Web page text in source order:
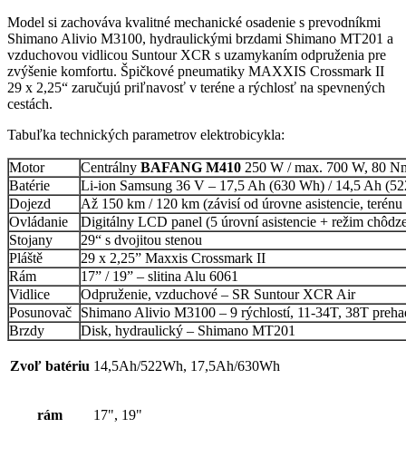
Model si zachováva kvalitné mechanické osadenie s prevodníkmi
Shimano Alivio M3100, hydraulickými brzdami Shimano MT201 a
vzduchovou vidlicou Suntour XCR s uzamykaním odpruženia pre
zvýšenie komfortu. Špičkové pneumatiky MAXXIS Crossmark II
29 x 2,25“ zaručujú priľnavosť v teréne a rýchlosť na spevnených
cestách.
Tabuľka technických parametrov elektrobicykla:
Motor Centrálny BAFANG M410 250 W / max. 700 W, 80
Batérie
Li-ion Samsung 36 V – 17,5 Ah (630 Wh) / 14,5 Ah
Dojezd
Až 150 km / 120 km (závisí od úrovne asistencie,
Ovládanie
Digitálny LCD panel (5 úrovní asistencie + režim
Stojany
29“ s dvojitou stenou
Pláště
29 x 2,25” Maxxis Crossmark II
Rám
17” / 19” – slitina Alu 6061
Vidlice
Odpruženie, vzduchové – SR Suntour XCR Air
Posunovač
Shimano Alivio M3100 – 9 rýchlostí, 11-34T, 38T
Brzdy
Disk, hydraulický – Shimano MT201
Zvoľ batériu 14,5Ah/522Wh, 17,5Ah/630Wh
rám 17", 19"